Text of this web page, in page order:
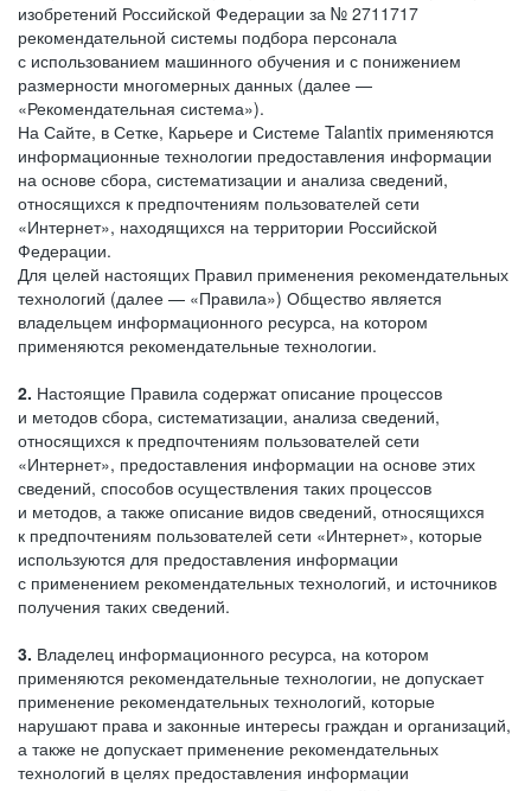
изобретений Российской Федерации за № 2711717
рекомендательной системы подбора персонала
с использованием машинного обучения и с понижением
размерности многомерных данных (далее —
«Рекомендательная система»).
На Сайте, в Сетке, Карьере и Системе Talantix применяются
информационные технологии предоставления информации
на основе сбора, систематизации и анализа сведений,
относящихся к предпочтениям пользователей сети
«Интернет», находящихся на территории Российской
Федерации.
Для целей настоящих Правил применения рекомендательных
технологий (далее — «Правила») Общество является
владельцем информационного ресурса, на котором
применяются рекомендательные технологии.
2. Настоящие Правила содержат описание процессов
и методов сбора, систематизации, анализа сведений,
относящихся к предпочтениям пользователей сети
«Интернет», предоставления информации на основе этих
сведений, способов осуществления таких процессов
и методов, а также описание видов сведений, относящихся
к предпочтениям пользователей сети «Интернет», которые
используются для предоставления информации
с применением рекомендательных технологий, и источников
получения таких сведений.
3. Владелец информационного ресурса, на котором
применяются рекомендательные технологии, не допускает
применение рекомендательных технологий, которые
нарушают права и законные интересы граждан и организаций,
а также не допускает применение рекомендательных
технологий в целях предоставления информации